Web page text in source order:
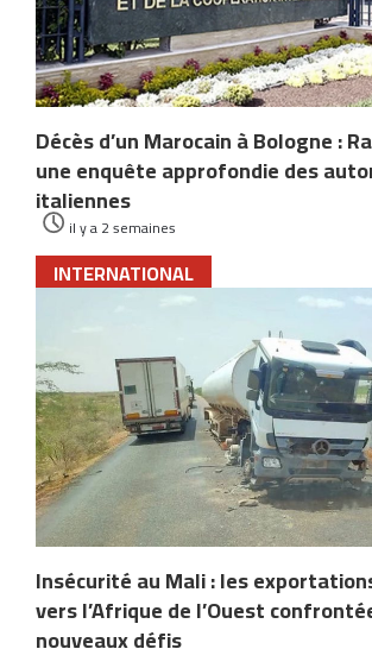
Décès d’un Marocain à Bologne :
une enquête approfondie des
italiennes
il y a 2 semaines
INTERNATIONAL
Insécurité au Mali : les
vers l’Afrique de l’Ouest
nouveaux défis